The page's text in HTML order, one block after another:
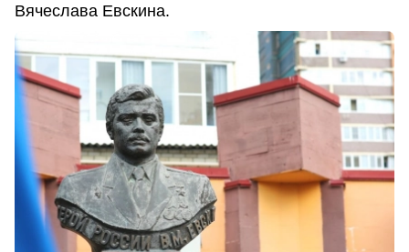
Вячеслава Евскина.